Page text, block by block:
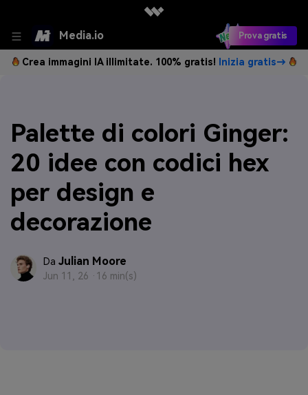
Media.io Prova gratis
Crea immagini IA illimitate. 100% gratis! Inizia gratis→
Palette di colori Ginger:
20 idee con codici hex
per design e
decorazione
Da Julian Moore
Jun 11, 26 · 16 min(s)